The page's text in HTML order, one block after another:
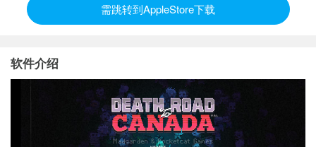
需跳转到AppleStore下载
软件介绍